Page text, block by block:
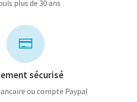
plus de 30 ans

sécurisé
ou compte Paypal